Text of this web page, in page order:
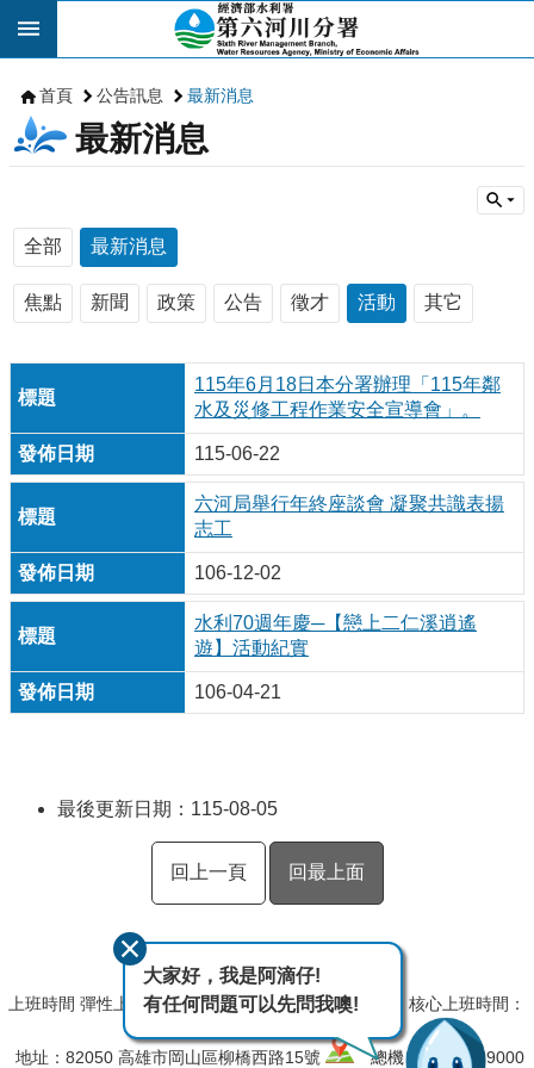
跳到主要內容區塊
首頁 公告訊息 最新消息
最新消息
全部 最新消息
焦點 新聞 政策 公告 徵才 活動 其它
115年6月18日本分署辦理「115年鄰
水及災修工程作業安全宣導會」。
115-06-22
六河局舉行年終座談會 凝聚共識表揚
志工
106-12-02
水利70週年慶─【戀上二仁溪逍遙
遊】活動紀實
106-04-21
最後更新日期：115-08-05
回上一頁 回最上面
上班時間 彈性上班時間：08:00~09:00,17:00~18:00﹔核心上班時間：
地址：82050 高雄市岡山區柳橋西路15號
總機：(07)627-9000
大家好，我是阿滴仔!
有任何問題可以先問我噢!